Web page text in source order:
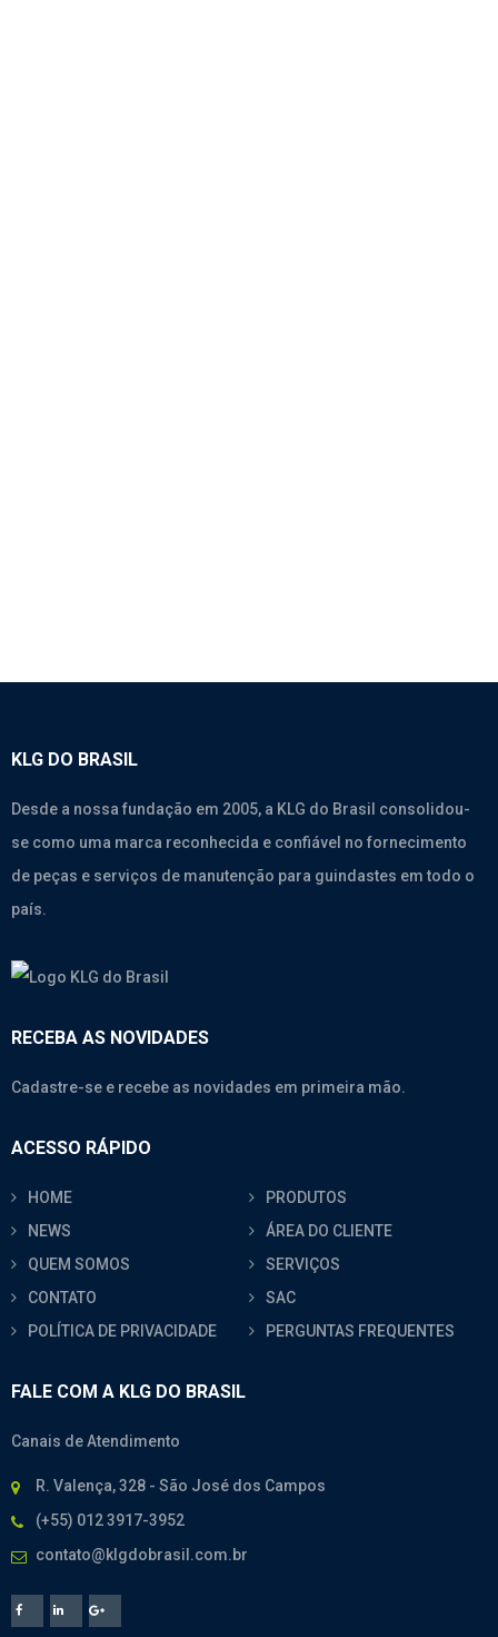
KLG DO BRASIL
Desde a nossa fundação em 2005, a KLG do Brasil consolidou-
se como uma marca reconhecida e confiável no fornecimento
de peças e serviços de manutenção para guindastes em todo o
país.
RECEBA AS NOVIDADES
Cadastre-se e recebe as novidades em primeira mão.
ACESSO RÁPIDO
HOME
PRODUTOS
NEWS
ÁREA DO CLIENTE
QUEM SOMOS
SERVIÇOS
CONTATO
SAC
POLÍTICA DE PRIVACIDADE
PERGUNTAS FREQUENTES
FALE COM A KLG DO BRASIL
Canais de Atendimento
R. Valença, 328 - São José dos Campos
(+55) 012 3917-3952
contato@klgdobrasil.com.br